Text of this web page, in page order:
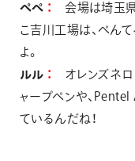
ぺぺ
会場は埼玉
こ吉川工場は、ぺん
よ。
ルル
オレンズネ
ャープペンや、
ているんだね！